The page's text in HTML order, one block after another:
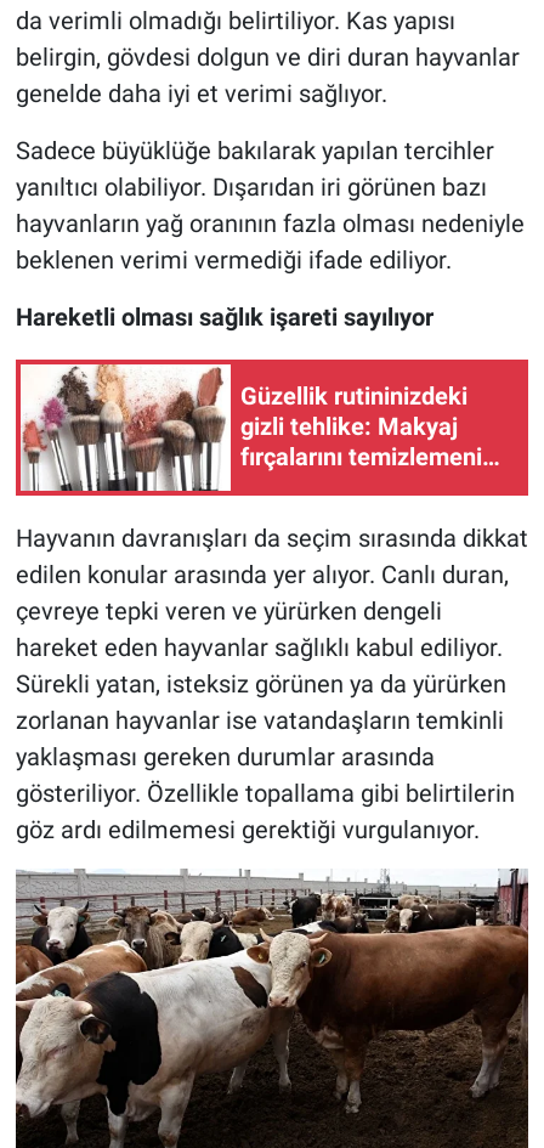
da verimli olmadığı belirtiliyor. Kas yapısı
belirgin, gövdesi dolgun ve diri duran hayvanlar
genelde daha iyi et verimi sağlıyor.
Sadece büyüklüğe bakılarak yapılan tercihler
yanıltıcı olabiliyor. Dışarıdan iri görünen bazı
hayvanların yağ oranının fazla olması nedeniyle
beklenen verimi vermediği ifade ediliyor.
Hareketli olması sağlık işareti sayılıyor
Güzellik rutininizdeki
gizli tehlike: Makyaj
fırçalarını temizlemenin
Hayvanın davranışları da seçim sırasında dikkat
edilen konular arasında yer alıyor. Canlı duran,
çevreye tepki veren ve yürürken dengeli
hareket eden hayvanlar sağlıklı kabul ediliyor.
Sürekli yatan, isteksiz görünen ya da yürürken
zorlanan hayvanlar ise vatandaşların temkinli
yaklaşması gereken durumlar arasında
gösteriliyor. Özellikle topallama gibi belirtilerin
göz ardı edilmemesi gerektiği vurgulanıyor.